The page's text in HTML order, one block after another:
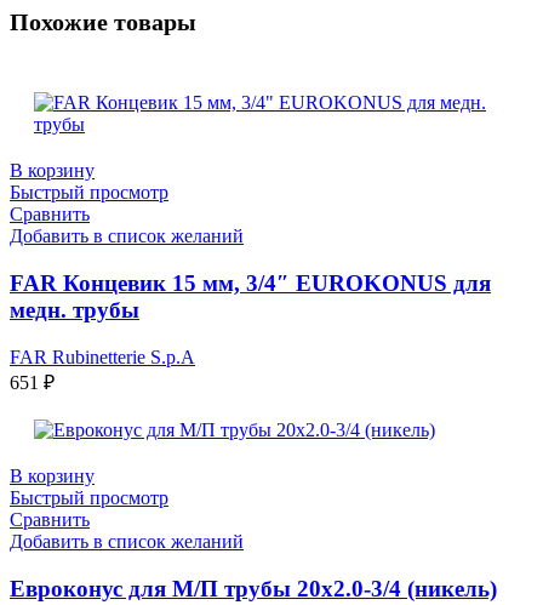
Похожие товары
В корзину
Быстрый просмотр
Сравнить
Добавить в список желаний
FAR Концевик 15 мм, 3/4″ EUROKONUS для
медн. трубы
FAR Rubinetterie S.p.A
651 ₽
В корзину
Быстрый просмотр
Сравнить
Добавить в список желаний
Евроконус для М/П трубы 20х2.0-3/4 (никель)